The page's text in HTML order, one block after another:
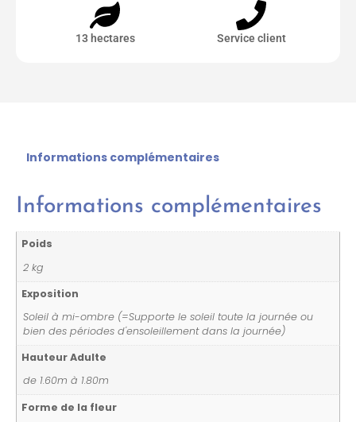
13 hectares Service client
Informations complémentaires
Informations complémentaires
Poids
2 kg
Exposition
Soleil à mi-ombre (=Supporte le soleil toute la journée ou
bien des périodes d'ensoleillement dans la journée)
Hauteur Adulte
de 1.60m à 1.80m
Forme de la fleur